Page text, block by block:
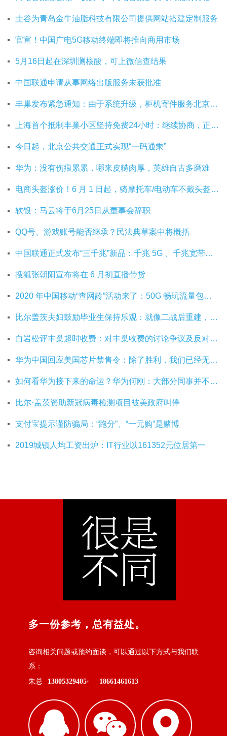
圭谷为青岛金牛油脂科技有限公司提供网站搭建定制服务
官宣！中国广电5G移动终端即将推向商用市场
5月16日起在深圳测核酸，可上微信查结果
中国联通申请从事网络出版服务未获批准
丰巢发布紧急通知：由于系统升级，柜机寄件服务北京双向关停
上海首个抵制丰巢小区坚持免费24小时：继续协商，正在自建快递中转站
今日起，北京公共交通正式实现“一码通乘”
华为：没有伤痕累累，哪来皮糙肉厚，英雄自古多磨难
电商头盔涨价！6 月 1 日起，骑摩托车/电动车不戴头盔将被严查
软银：马云将于6月25日从董事会辞职
QQ号、游戏账号能否继承？民法典草案中将概括
中国联通正式发布“三千兆”新品：千兆 5G 、千兆宽带及千兆 Wi-Fi
搜狐张朝阳宣布将在 6 月初直播带货
2020 年中国移动“查网龄”活动来了：50G 畅玩流量包，钻石勋章宽带提速至 1000 M
比尔盖茨夫妇鼓励毕业生保持乐观：就像二战后重建，你们将引领潮流
白岩松评丰巢超时收费：对丰巢收费的讨论争议及反对其实是件好事
华为中国回应美国芯片禁售令：除了胜利，我们已经无路可走
如何看华为接下来的命运？华为何刚：大部分同事并不悲观
比尔·盖茨资助新冠病毒检测项目被美政府叫停
支付宝提示谨防骗局：“跑分”、“一元购”是赌博
2019城镇人均工资出炉：IT行业以161352元位居第一
多一份参考，总有益处。
咨询相关问题或预约面谈，可以通过以下方式与我们联
系：
朱总
13805329405· 18661461613